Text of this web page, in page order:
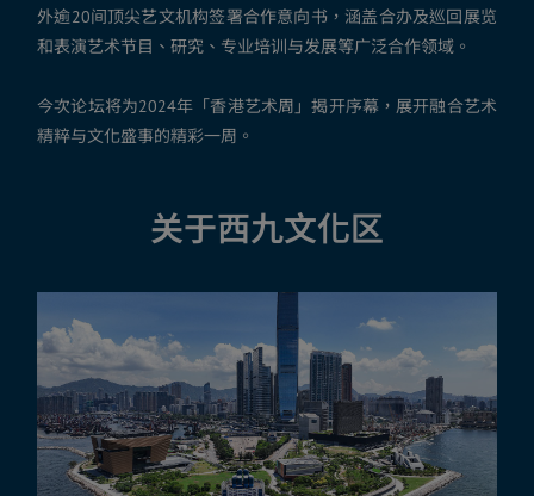
外逾20间顶尖艺文机构签署合作意向书，涵盖合办及巡回展览
和表演艺术节目、研究、专业培训与发展等广泛合作领域。
今次论坛将为2024年「香港艺术周」揭开序幕，展开融合艺术
精粹与文化盛事的精彩一周。
关于西九文化区